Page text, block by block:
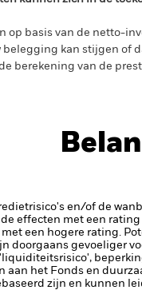
op basis van de netto-
kan stijgen of
berekening van de
en/of de
effecten met een
een hogere rating.
doorgaans gevoeliger
aan het Fonds en
zijn en kunnen